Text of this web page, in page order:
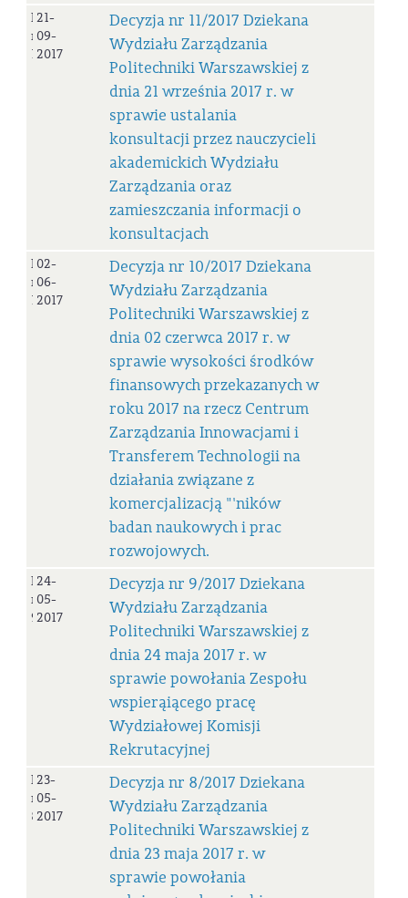
Decyzja
nr
11/2017
21-
09-
2017
Decyzja nr 11/2017 Dziekana
Wydziału Zarządzania
Politechniki Warszawskiej z
dnia 21 września 2017 r. w
sprawie ustalania
konsultacji przez nauczycieli
akademickich Wydziału
Zarządzania oraz
zamieszczania informacji o
konsultacjach
Decyzja
nr
10/2017
02-
06-
2017
Decyzja nr 10/2017 Dziekana
Wydziału Zarządzania
Politechniki Warszawskiej z
dnia 02 czerwca 2017 r. w
sprawie wysokości środków
finansowych przekazanych w
roku 2017 na rzecz Centrum
Zarządzania Innowacjami i
Transferem Technologii na
działania związane z
komercjalizacją "'ników
badan naukowych i prac
rozwojowych.
Decyzja
nr
9/2017
24-
05-
2017
Decyzja nr 9/2017 Dziekana
Wydziału Zarządzania
Politechniki Warszawskiej z
dnia 24 maja 2017 r. w
sprawie powołania Zespołu
wspierąiącego pracę
Wydziałowej Komisji
Rekrutacyjnej
Decyzja
nr
8/2017
23-
05-
2017
Decyzja nr 8/2017 Dziekana
Wydziału Zarządzania
Politechniki Warszawskiej z
dnia 23 maja 2017 r. w
sprawie powołania